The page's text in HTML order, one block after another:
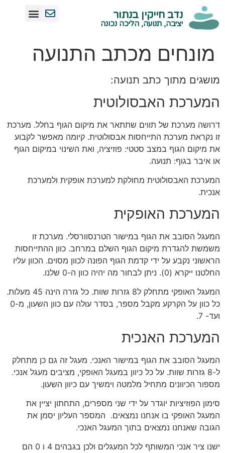
נדב חייקין בנתור
יציבה, תנועה, הליכה נכונה
מונחים מכתב התנועה
מושגים מתוך כתב תנועה:
המערכת האבסולוטית
דרושה מערכת של תווים שתתאר את מיקום הגוף בחלל. מערכת
זו נקראת מערכת התייחסות אבסולוטית. קיומה מאפשר לקבוע
את מיקום הגוף במצב סטטי: פוזיציה, ואת השינוי במיקום הגוף
או איבר בגוף: תנועה.
המערכת האבסולוטית מחולקת למערכת אופקית ולמערכת
אנכית.
המערכת האופקית
המעגל הסובב את הגוף במישור הטרנסוורסלי. מערכת זו
משמשת להגדרת מיקום הגוף השלם במרחב. כוון ההתייחסות
הראשוני נקבע על ידי קדמת הגוף הפונה לכוון מסוים. הכוון עליו
החלטנו ייקרא (0). ניתן לבחור מה יהיה כוון ה-0 שלנו.
המעגל האופקי מתחלק ל8 גזרות שוות. כל גזרה הינה 45 מעלות.
כל כוון על הקרקע מקבל מספר, בסדר עולה עם כוון השעון, מ-0
ועד- 7.
המערכת האנכית
המעגל הסובב את הגוף במישור האנכי. מעגל זה גם כן מתחלק
ל-8 גזרות שוות. על כל כיוון במעגל האופקי, מציבים מעגל אנכי.
מספור הכיוונים מתחיל מלמטה וימשיך עם כיוון השעון.
סימון הפוזיציות יוגדר על ידי שני מספרים, התחתון יציין את
המעגל האופקי בו אנחנו נמצאים. המספר העליון יסמן את
הגובה שאנחנו נמצאים בתוך המעגל האנכי.
ישנו ציר אנכי המשותף לכל המעגלים ולכן בגבהים 4 ו 0 הם